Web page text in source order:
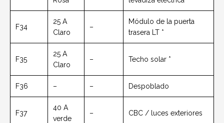
F34
25 A
Claro
–
Módulo de la puerta
trasera LT *
F35
25 A
Claro
– Techo solar *
F36 – – Despoblado
F37
40 A
verde
– CBC / luces exteriores